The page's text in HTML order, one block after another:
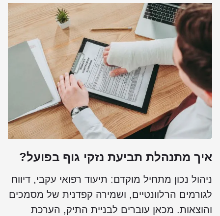
איך מתנהלת תביעת נזקי גוף בפועל?
ניהול נכון מתחיל מוקדם: תיעוד רפואי עקבי, דיווח
לגורמים הרלוונטיים, ושמירה קפדנית של מסמכים
והוצאות. מכאן עוברים לבניית התיק, הערכת